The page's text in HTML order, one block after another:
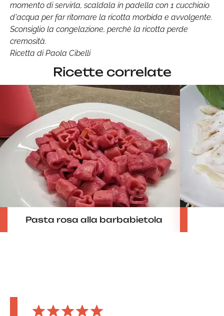
momento di servirla, scaldala in padella con 1 cucchiaio
d'acqua per far ritornare la ricotta morbida e avvolgente.
Sconsiglio la congelazione, perchè la ricotta perde
cremosità.
Ricetta di Paola Cibelli
Ricette correlate
Pasta rosa alla barbabietola